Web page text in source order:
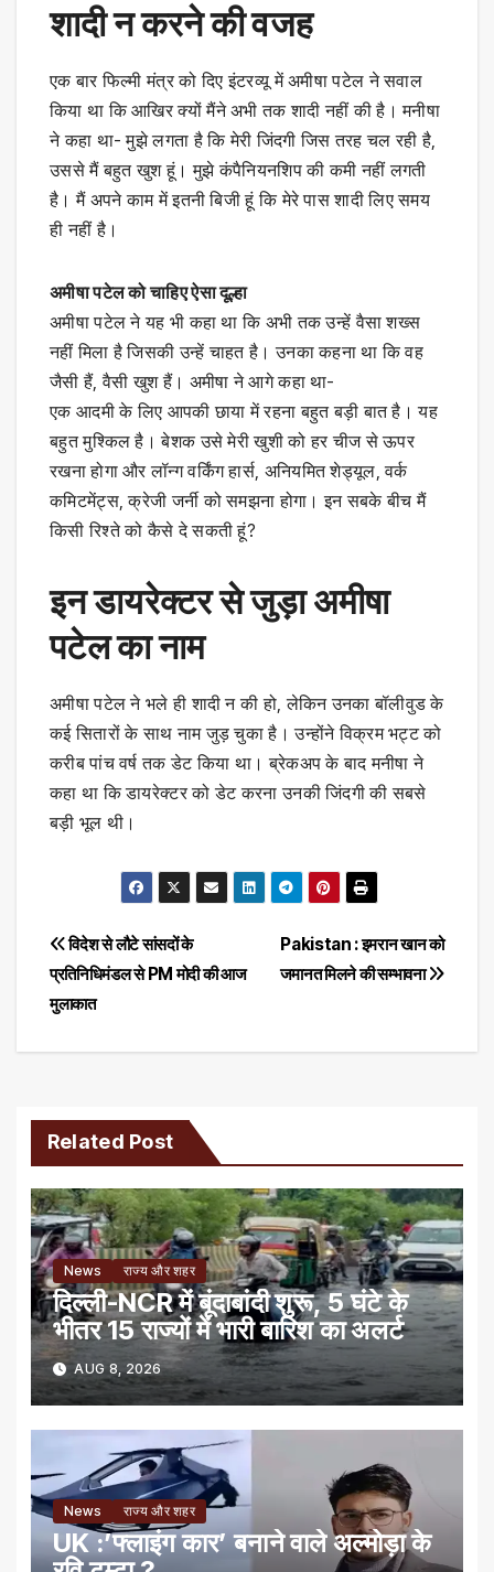
शादी न करने की वजह
एक बार फिल्मी मंत्र को दिए इंटरव्यू में अमीषा पटेल ने सवाल
किया था कि आखिर क्यों मैंने अभी तक शादी नहीं की है। मनीषा
ने कहा था- मुझे लगता है कि मेरी जिंदगी जिस तरह चल रही है,
उससे मैं बहुत खुश हूं। मुझे कंपैनियनशिप की कमी नहीं लगती
है। मैं अपने काम में इतनी बिजी हूं कि मेरे पास शादी लिए समय
ही नहीं है।
अमीषा पटेल को चाहिए ऐसा दूल्हा
अमीषा पटेल ने यह भी कहा था कि अभी तक उन्हें वैसा शख्स
नहीं मिला है जिसकी उन्हें चाहत है। उनका कहना था कि वह
जैसी हैं, वैसी खुश हैं। अमीषा ने आगे कहा था-
एक आदमी के लिए आपकी छाया में रहना बहुत बड़ी बात है। यह
बहुत मुश्किल है। बेशक उसे मेरी खुशी को हर चीज से ऊपर
रखना होगा और लॉन्ग वर्किंग हार्स, अनियमित शेड्यूल, वर्क
कमिटमेंट्स, क्रेजी जर्नी को समझना होगा। इन सबके बीच मैं
किसी रिश्ते को कैसे दे सकती हूं?
इन डायरेक्टर से जुड़ा अमीषा
पटेल का नाम
अमीषा पटेल ने भले ही शादी न की हो, लेकिन उनका बॉलीवुड के
कई सितारों के साथ नाम जुड़ चुका है। उन्होंने विक्रम भट्ट को
करीब पांच वर्ष तक डेट किया था। ब्रेकअप के बाद मनीषा ने
कहा था कि डायरेक्टर को डेट करना उनकी जिंदगी की सबसे
बड़ी भूल थी।
Post
navigation
Pakistan : इमरान खान को
जमानत मिलने की सम्भावना
विदेश से लौटे सांसदों के
प्रतिनिधिमंडल से PM मोदी की आज
मुलाकात
Related Post
News राज्य और शहर
दिल्ली-NCR में बूंदाबांदी शुरू, 5 घंटे के
भीतर 15 राज्यों में भारी बारिश का अलर्ट
AUG 8, 2026
News राज्य और शहर
UK :’फ्लाइंग कार’ बनाने वाले अल्मोड़ा के